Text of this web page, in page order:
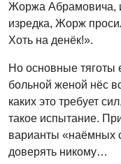
Жоржа Абрамовича,
изредка, Жорж
Хоть на денёк!».
Но основные тяготы
больной женой нёс
каких это требует
такое испытание.
варианты «наёмных
доверять никому…